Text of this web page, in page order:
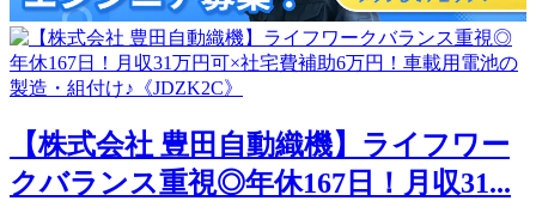
【株式会社 豊田自動織機】ライフワー
クバランス重視◎年休167日！月収31...